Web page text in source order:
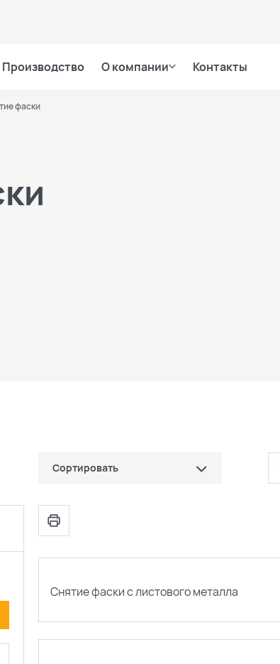
Производство О компании Контакты
фаски
Сортировать
по цене (сначала дешевые)
по цене (сначала дорогие)
Снятие фаски с листового металла